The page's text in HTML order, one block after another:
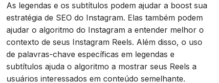
As legendas e os subtítulos podem ajudar a boost sua
estratégia de SEO do Instagram. Elas também podem
ajudar o algoritmo do Instagram a entender melhor o
contexto de seus Instagram Reels. Além disso, o uso
de palavras-chave específicas em legendas e
subtítulos ajuda o algoritmo a mostrar seus Reels a
usuários interessados em conteúdo semelhante.